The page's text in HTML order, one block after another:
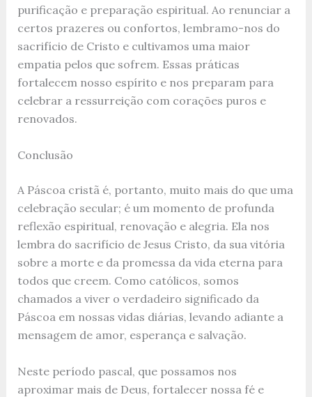
purificação e preparação espiritual. Ao renunciar a
certos prazeres ou confortos, lembramo-nos do
sacrifício de Cristo e cultivamos uma maior
empatia pelos que sofrem. Essas práticas
fortalecem nosso espírito e nos preparam para
celebrar a ressurreição com corações puros e
renovados.
Conclusão
A Páscoa cristã é, portanto, muito mais do que uma
celebração secular; é um momento de profunda
reflexão espiritual, renovação e alegria. Ela nos
lembra do sacrifício de Jesus Cristo, da sua vitória
sobre a morte e da promessa da vida eterna para
todos que creem. Como católicos, somos
chamados a viver o verdadeiro significado da
Páscoa em nossas vidas diárias, levando adiante a
mensagem de amor, esperança e salvação.
Neste período pascal, que possamos nos
aproximar mais de Deus, fortalecer nossa fé e